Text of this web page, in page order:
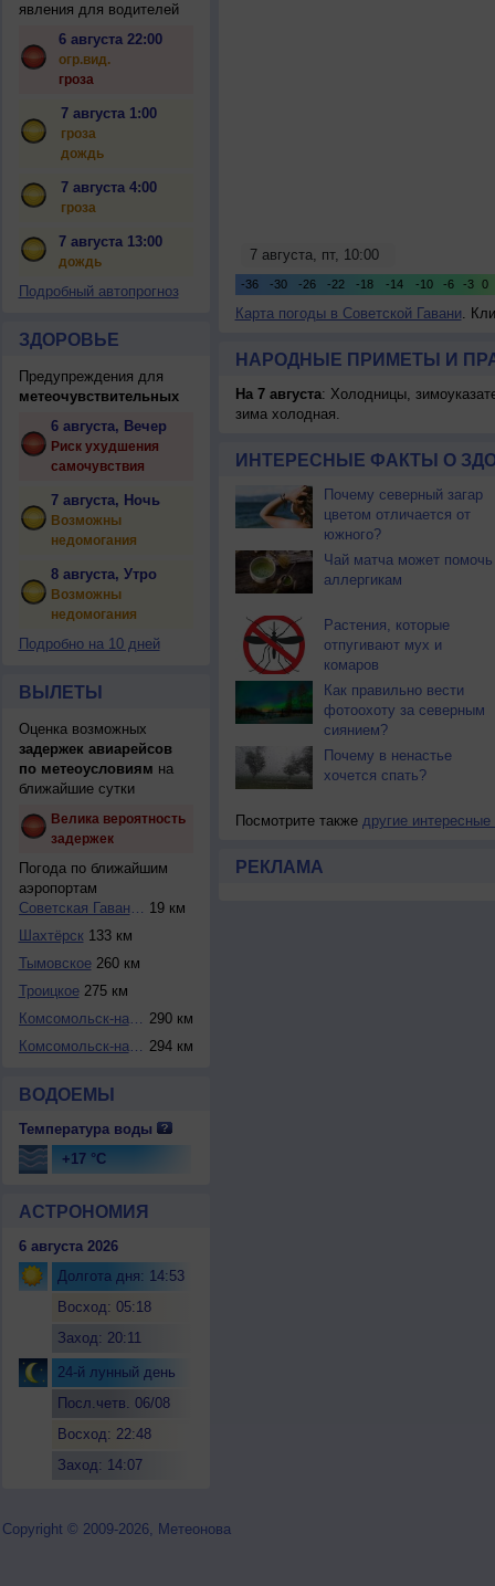
явления для водителей
6 августа 22:00
огр.вид.
гроза
7 августа 1:00
гроза
дождь
7 августа 4:00
гроза
7 августа 13:00
дождь
Подробный автопрогноз
ЗДОРОВЬЕ
Предупреждения для
метеочувствительных
6 августа, Вечер
Риск ухудшения
самочувствия
7 августа, Ночь
Возможны
недомогания
8 августа, Утро
Возможны
недомогания
Подробно на 10 дней
ВЫЛЕТЫ
Оценка возможных
задержек авиарейсов
по метеоусловиям на
ближайшие сутки
Велика вероятность
задержек
Погода по ближайшим
аэропортам
Советская Гавань ... 19 км
Шахтёрск133 км
Тымовское260 км
Троицкое275 км
Комсомольск-на-Ам... 290 км
Комсомольск-на-Ам... 294 км
ВОДОЕМЫ
Температура воды
+17 °C
АСТРОНОМИЯ
6 августа 2026
Долгота дня: 14:53
Восход: 05:18
Заход: 20:11
24-й лунный день
Посл.четв. 06/08
Восход: 22:48
Заход: 14:07
Карта погоды в Советской Гавани.
НАРОДНЫЕ ПРИМЕТЫ И
На 7 августа: Холодницы,
зима холодная.
ИНТЕРЕСНЫЕ ФАКТЫ О
Почему северный загар
цветом отличается от
южного?
Чай матча может помочь
аллергикам
Растения, которые
отпугивают мух и
комаров
Как правильно вести
фотоохоту за северным
сиянием?
Почему в ненастье
хочется спать?
Посмотрите также другие интересные
РЕКЛАМА
Copyright © 2009-2026, Метеонова